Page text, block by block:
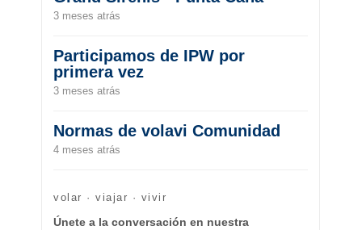
3 meses atrás
Participamos de IPW por
primera vez
3 meses atrás
Normas de volavi Comunidad
4 meses atrás
volar · viajar · vivir
Únete a la conversación en nuestra